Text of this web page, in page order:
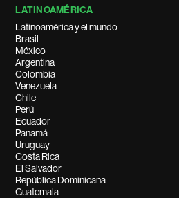
LATINOAMÉRICA
Latinoamérica y el mundo
Brasil
México
Argentina
Colombia
Venezuela
Chile
Perú
Ecuador
Panamá
Uruguay
Costa Rica
El Salvador
República Dominicana
Guatemala